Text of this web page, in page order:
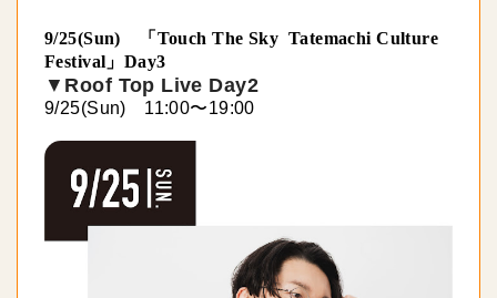
9/25(Sun) 「Touch The Sky Tatemachi Culture
Festival」Day3
▼ Roof Top Live Day2
9/25(Sun) 11:00〜19:00